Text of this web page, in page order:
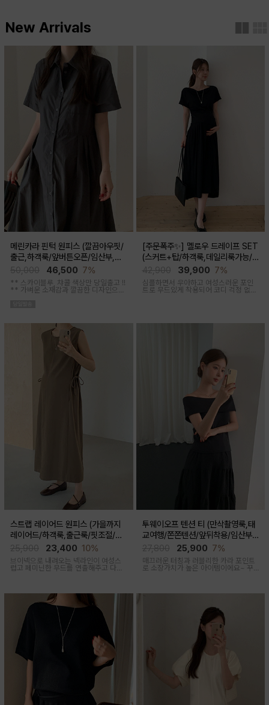
New Arrivals
메린카라 핀턱 원피스 (깔끔아우핏/
출근,하객룩/앞버튼오픈/임산부,출
산후 착용가능)46,500 7%
** 스카이블루, 챠콜 색상만 당일출고 !!
** 가벼운 소재감과 깔끔한 디자인으로
[주문폭주✨] 멜로우 드레이프 SET
(스커트+탑/하객룩,데일리룩가능/
임산부,출산후 착용가능)
39,900 7%
심플하면서 우아하고 여성스러운 포인
트로 무드있게 착용되어 코디 걱정 없는
스트랩 레이어드 원피스 (가을까지
레이어드/하객룩,출근룩/핏조절/임
산부,출산후 착용가능)
23,400 10%
브이넥으로 내려오는 넥라인이 여성스
럽고 페미닌한 무드를 연출해주고 다양
투웨이오프 텐션 티 (만삭촬영룩,태
교여행/쫀쫀텐션/앞뒤착용/임산부,
출산후 착용가능)
25,900 7%
매끄러운 터칭과 러블리한 카라 포인트
로 소장가치가 높은 아이템이에요~ 꾸